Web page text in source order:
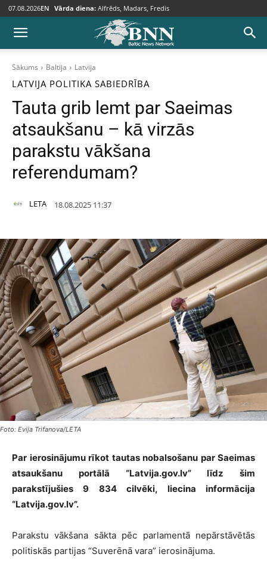
07.08.2026EN Vārda diena: Alfrēds, Madars, Fredis
Sākums Baltija Latvija
LATVIJA POLITIKA SABIEDRĪBA
Tauta grib lemt par Saeimas
atsaukšanu – kā virzās
parakstu vākšana
referendumam?
LETA 18.08.2025 11:37
Foto: Evija Trifanova/LETA
Par ierosinājumu rīkot tautas nobalsošanu par Saeimas
atsaukšanu portālā “Latvija.gov.lv” līdz šim
parakstījušies 9 834 cilvēki, liecina informācija
“Latvija.gov.lv”.
Parakstu vākšana sākta pēc parlamentā nepārstāvētās
politiskās partijas “Suverēnā vara” ierosinājuma.